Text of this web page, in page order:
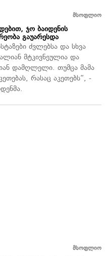
მსოფლიო
ჯო ბაიდენის
გაუარესდა
ძვლებსა და სხვა
მტკივნეულია და
დამღლელი. თუმცა მამა
რასაც აკეთებს“, -
მსოფლიო